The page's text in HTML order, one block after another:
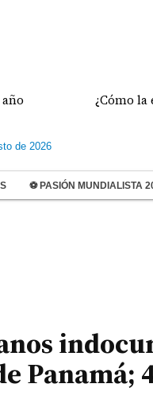
¿Cómo la
de 2026
⚽ PASIÓN MUNDIALISTA